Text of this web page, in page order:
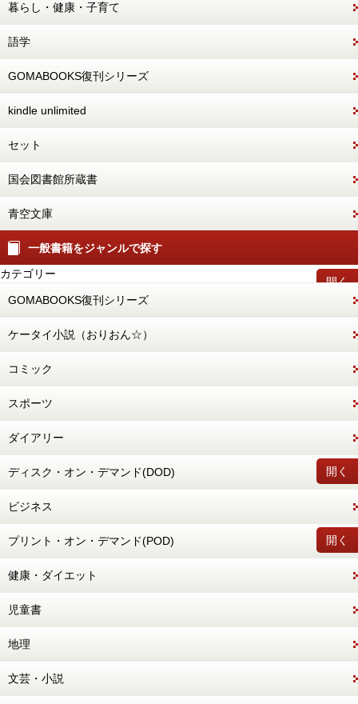
暮らし・健康・子育て
語学
GOMABOOKS復刊シリーズ
kindle unlimited
セット
国会図書館所蔵書
青空文庫
一般書籍をジャンルで探す
開く
カテゴリー
GOMABOOKS復刊シリーズ
ケータイ小説（おりおん☆）
コミック
スポーツ
ダイアリー
開く
ディスク・オン・デマンド(DOD)
ビジネス
開く
プリント・オン・デマンド(POD)
健康・ダイエット
児童書
地理
文芸・小説